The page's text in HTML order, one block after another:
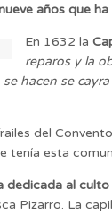
años que
En 1632 la
reparos y la
hacen se
del
tenía esta
dedicada al
Pizarro. La